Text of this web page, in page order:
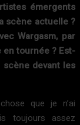
émergents
scène actuelle ?
Wargasm, par
tournée ? Est-
devant les
que je n’ai
toujours assez